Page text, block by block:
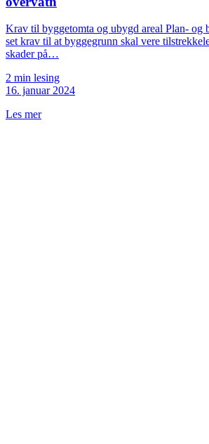
Krav til byggetomta og ubygd areal Plan- og
set krav til at byggegrunn skal vere
skader på…
2 min lesing
16. januar 2024
Les mer